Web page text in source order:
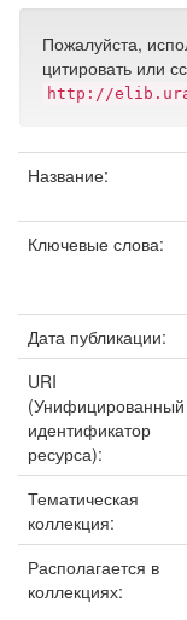
Пожалуйста,
цитировать или
http://
Название:
Ключевые слова:
Дата публикации:
URI
(Унифицированный
идентификатор
ресурса):
Тематическая
коллекция:
Располагается в
коллекциях: